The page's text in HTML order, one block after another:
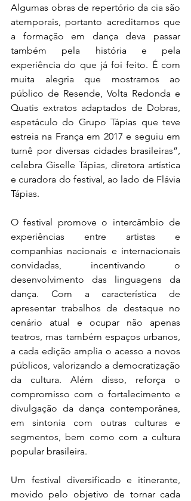
Algumas obras de repertório da cia são
atemporais, portanto acreditamos que
a formação em dança deva passar
também pela história e pela
experiência do que já foi feito. É com
muita alegria que mostramos ao
público de Resende, Volta Redonda e
Quatis extratos adaptados de Dobras,
espetáculo do Grupo Tápias que teve
estreia na França em 2017 e seguiu em
turnê por diversas cidades brasileiras”,
celebra Giselle Tápias, diretora artística
e curadora do festival, ao lado de Flávia
Tápias.
O festival promove o intercâmbio de
experiências entre artistas e
companhias nacionais e internacionais
convidadas, incentivando o
desenvolvimento das linguagens da
dança. Com a característica de
apresentar trabalhos de destaque no
cenário atual e ocupar não apenas
teatros, mas também espaços urbanos,
a cada edição amplia o acesso a novos
públicos, valorizando a democratização
da cultura. Além disso, reforça o
compromisso com o fortalecimento e
divulgação da dança contemporânea,
em sintonia com outras culturas e
segmentos, bem como com a cultura
popular brasileira.
Um festival diversificado e itinerante,
movido pelo objetivo de tornar cada